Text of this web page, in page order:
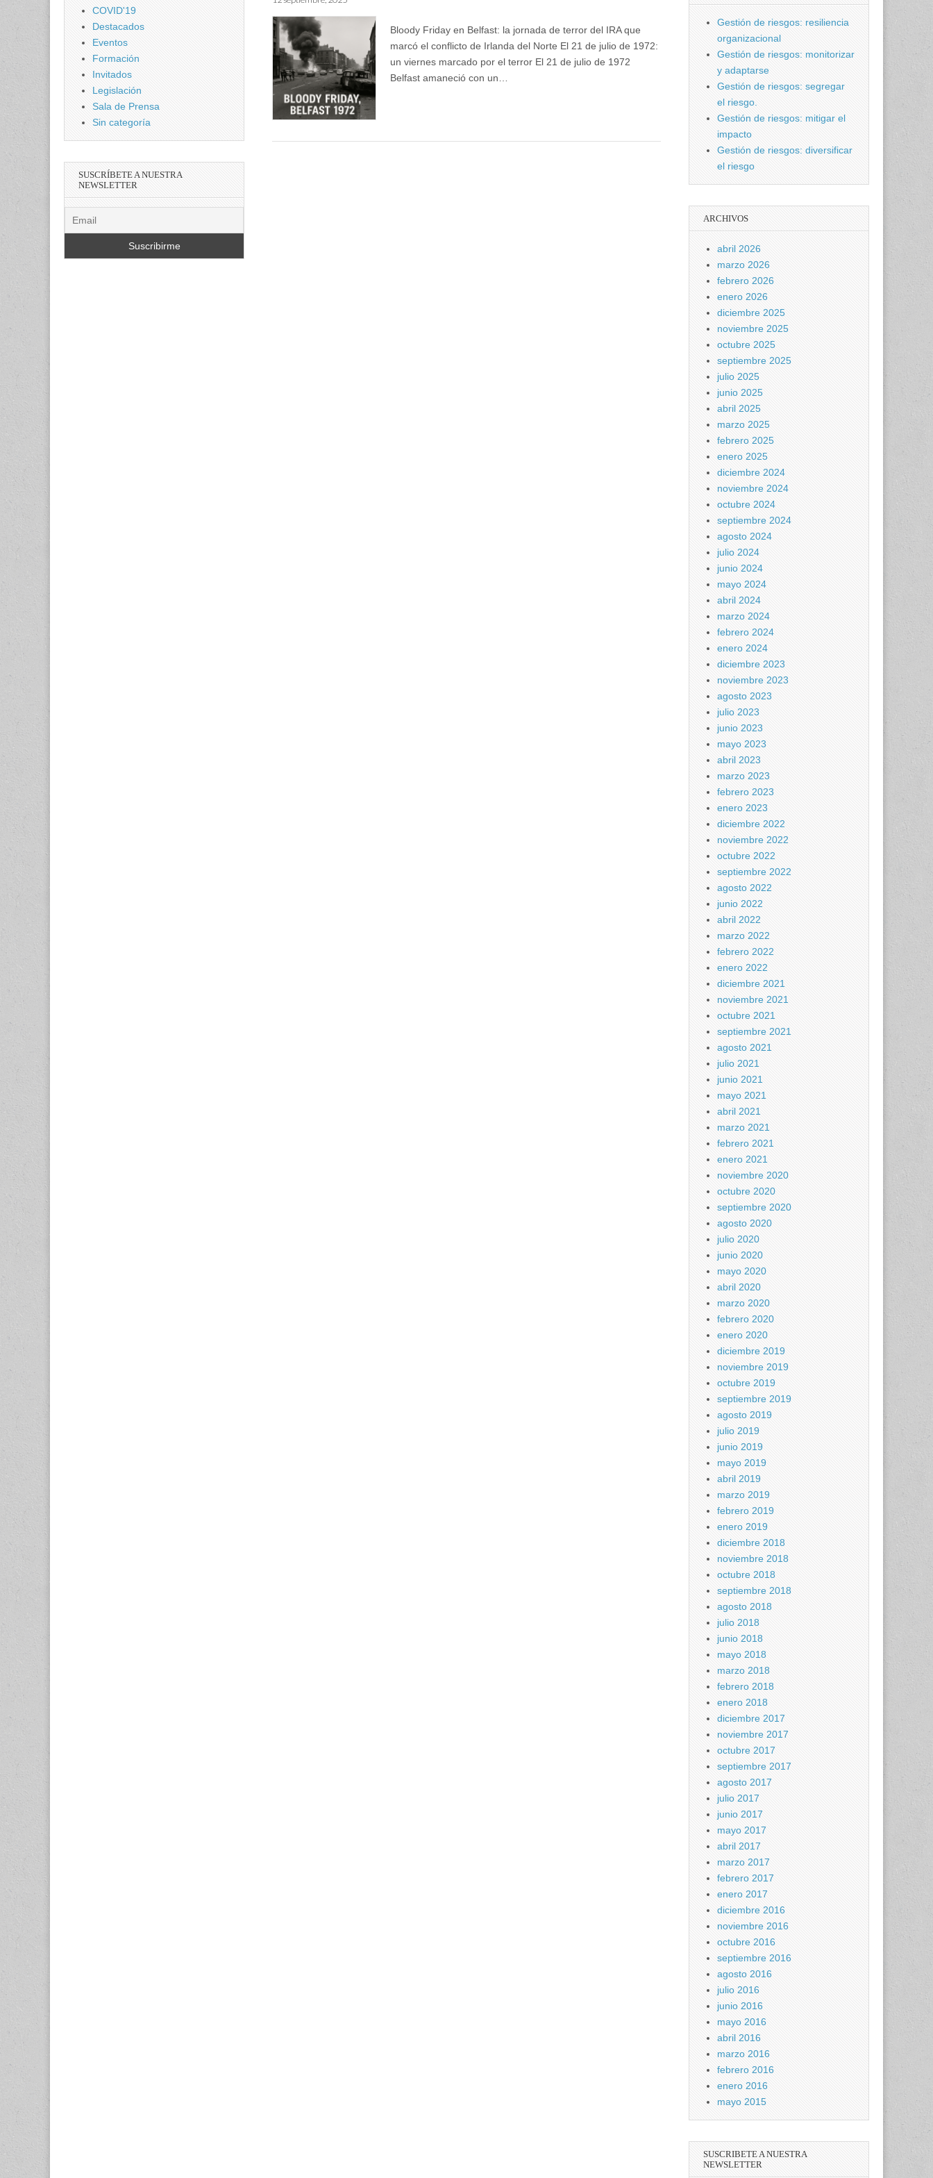
Bloody Friday en Belfast: la jornada de terror del IRA que
marcó el conflicto de Irlanda del Norte El 21 de julio de 1972:
un viernes marcado por el terror El 21 de julio de 1972
Belfast amaneció con un…
COVID'19
Destacados
Eventos
Formación
Invitados
Legislación
Sala de Prensa
Sin categoría
SUSCRÍBETE A NUESTRA
NEWSLETTER
Gestión de riesgos: resiliencia
organizacional
Gestión de riesgos: monitorizar
y adaptarse
Gestión de riesgos: segregar
el riesgo.
Gestión de riesgos: mitigar el
impacto
Gestión de riesgos: diversificar
el riesgo
ARCHIVOS
abril 2026
marzo 2026
febrero 2026
enero 2026
diciembre 2025
noviembre 2025
octubre 2025
septiembre 2025
julio 2025
junio 2025
abril 2025
marzo 2025
febrero 2025
enero 2025
diciembre 2024
noviembre 2024
octubre 2024
septiembre 2024
agosto 2024
julio 2024
junio 2024
mayo 2024
abril 2024
marzo 2024
febrero 2024
enero 2024
diciembre 2023
noviembre 2023
agosto 2023
julio 2023
junio 2023
mayo 2023
abril 2023
marzo 2023
febrero 2023
enero 2023
diciembre 2022
noviembre 2022
octubre 2022
septiembre 2022
agosto 2022
junio 2022
abril 2022
marzo 2022
febrero 2022
enero 2022
diciembre 2021
noviembre 2021
octubre 2021
septiembre 2021
agosto 2021
julio 2021
junio 2021
mayo 2021
abril 2021
marzo 2021
febrero 2021
enero 2021
noviembre 2020
octubre 2020
septiembre 2020
agosto 2020
julio 2020
junio 2020
mayo 2020
abril 2020
marzo 2020
febrero 2020
enero 2020
diciembre 2019
noviembre 2019
octubre 2019
septiembre 2019
agosto 2019
julio 2019
junio 2019
mayo 2019
abril 2019
marzo 2019
febrero 2019
enero 2019
diciembre 2018
noviembre 2018
octubre 2018
septiembre 2018
agosto 2018
julio 2018
junio 2018
mayo 2018
marzo 2018
febrero 2018
enero 2018
diciembre 2017
noviembre 2017
octubre 2017
septiembre 2017
agosto 2017
julio 2017
junio 2017
mayo 2017
abril 2017
marzo 2017
febrero 2017
enero 2017
diciembre 2016
noviembre 2016
octubre 2016
septiembre 2016
agosto 2016
julio 2016
junio 2016
mayo 2016
abril 2016
marzo 2016
febrero 2016
enero 2016
mayo 2015
SUSCRIBETE A NUESTRA
NEWSLETTER